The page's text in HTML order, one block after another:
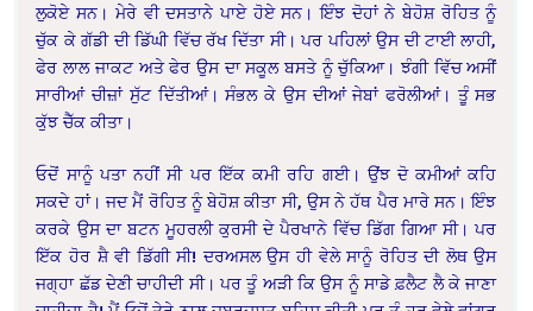
ਲੁਕੋਏ ਸਨ। ਮੇਰੇ ਵੀ ਦਸਤਾਨੇ ਪਾਏ ਹੋਏ ਸਨ। ਇੰਝ ਦੋਹਾਂ ਨੇ ਬੇਹੋਸ਼ ਰੋਹਿਤ ਨੂੰ
ਚੁੱਕ ਕੇ ਗੱਡੀ ਦੀ ਡਿੱਘੀ ਵਿੱਚ ਰੱਖ ਦਿੱਤਾ ਸੀ। ਪਰ ਪਹਿਲਾਂ ਉਸ ਦੀ ਟਾਈ ਲਾਹੀ,
ਫੇਰ ਲਾਲ ਜਾਕਟ ਅਤੇ ਫੇਰ ਉਸ ਦਾ ਸਕੂਲ ਬਸਤੇ ਨੂੰ ਚੁੱਕਿਆ। ਝੰਗੀ ਵਿੱਚ ਅਸੀਂ
ਸਾਰੀਆਂ ਚੀਜ਼ਾਂ ਸੁੱਟ ਦਿੱਤੀਆਂ। ਸੰਭਲ ਕੇ ਉਸ ਦੀਆਂ ਜੇਬਾਂ ਫਰੋਲੀਆਂ। ਤੂੰ ਸਭ
ਕੁੱਝ ਚੈੱਕ ਕੀਤਾ।
ਓਦੋਂ ਸਾਨੂੰ ਪਤਾ ਨਹੀਂ ਸੀ ਪਰ ਇੱਕ ਕਮੀ ਰਹਿ ਗਈ। ਉਂਝ ਦੋ ਕਮੀਆਂ ਕਹਿ
ਸਕਦੇ ਹਾਂ। ਜਦ ਮੈਂ ਰੋਹਿਤ ਨੂੰ ਬੇਹੋਸ਼ ਕੀਤਾ ਸੀ, ਉਸ ਨੇ ਹੱਥ ਪੈਰ ਮਾਰੇ ਸਨ। ਇੰਝ
ਕਰਕੇ ਉਸ ਦਾ ਬਟਨ ਮੂਹਰਲੀ ਕੁਰਸੀ ਦੇ ਪੈਰਖਾਨੇ ਵਿੱਚ ਡਿੱਗ ਗਿਆ ਸੀ। ਪਰ
ਇੱਕ ਹੋਰ ਸ਼ੈ ਵੀ ਡਿੱਗੀ ਸੀ! ਦਰਅਸਲ ਉਸ ਹੀ ਵੇਲੇ ਸਾਨੂੰ ਰੋਹਿਤ ਦੀ ਲੋਥ ਉਸ
ਜਗ੍ਹਾ ਛੱਡ ਦੇਣੀ ਚਾਹੀਦੀ ਸੀ। ਪਰ ਤੂੰ ਅੜੀ ਕਿ ਉਸ ਨੂੰ ਸਾਡੇ ਫ਼ਲੈਟ ਲੈ ਕੇ ਜਾਣਾ